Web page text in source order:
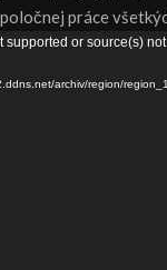
práce
supported or source(s)
archiv/region/